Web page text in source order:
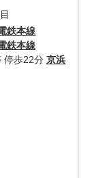
鉄本線
鉄本線
停歩22分 京浜